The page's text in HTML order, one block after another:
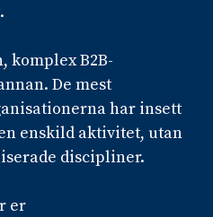
komplex B2B-
De mest
har insett
enskild aktivitet, utan
discipliner.
er